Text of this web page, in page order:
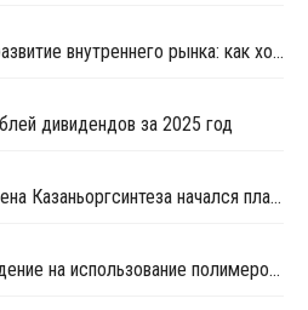
СИБУР делает ставку на развитие внутреннего рынка: как холдинг стимулирует спрос на полимеры в ритейле
дивидендов за 2025 год
На производстве полиэтилена Казаньоргсинтеза начался плановый ремонт
СИБУР получил подтверждение на использование полимеров для медицины